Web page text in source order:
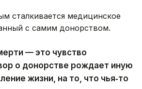
сталкивается медицинское
с самим донорством.
— это чувство
о донорстве рождает иную
жизни, на то, что чья‑то